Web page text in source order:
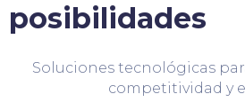
posibilidades
Soluciones tecnológicas
competitividad y